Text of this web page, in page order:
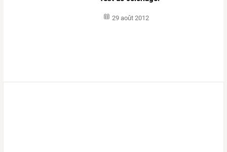
29 août 2012